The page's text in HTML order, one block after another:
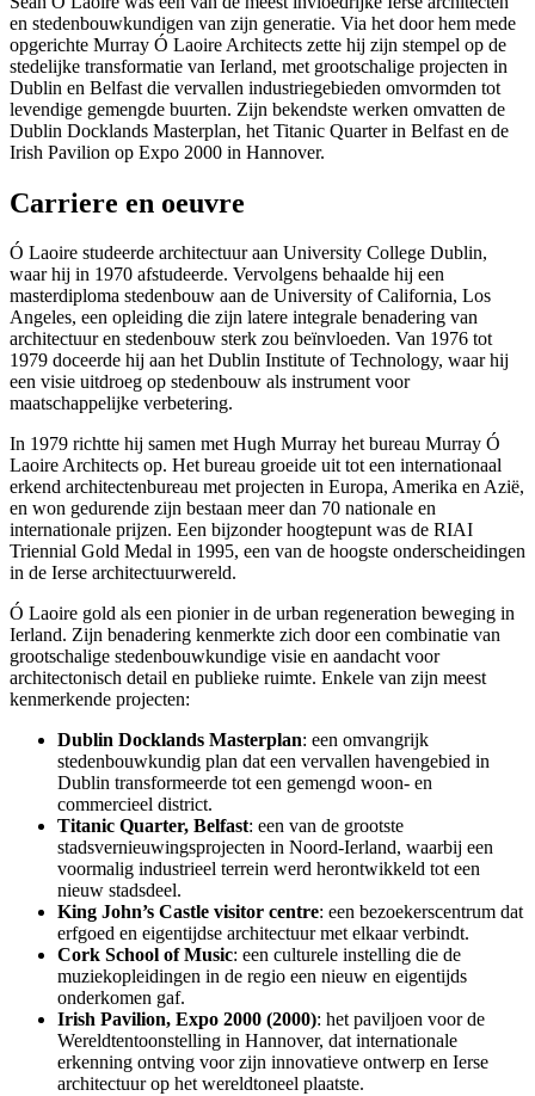
en stedenbouwkundigen van zijn generatie. Via het door hem mede
opgerichte Murray Ó Laoire Architects zette hij zijn stempel op de
stedelijke transformatie van Ierland, met grootschalige projecten in
Dublin en Belfast die vervallen industriegebieden omvormden tot
levendige gemengde buurten. Zijn bekendste werken omvatten de
Dublin Docklands Masterplan, het Titanic Quarter in Belfast en de
Irish Pavilion op Expo 2000 in Hannover.
Carriere en oeuvre
Ó Laoire studeerde architectuur aan University College Dublin,
waar hij in 1970 afstudeerde. Vervolgens behaalde hij een
masterdiploma stedenbouw aan de University of California, Los
Angeles, een opleiding die zijn latere integrale benadering van
architectuur en stedenbouw sterk zou beïnvloeden. Van 1976 tot
1979 doceerde hij aan het Dublin Institute of Technology, waar hij
een visie uitdroeg op stedenbouw als instrument voor
maatschappelijke verbetering.
In 1979 richtte hij samen met Hugh Murray het bureau Murray Ó
Laoire Architects op. Het bureau groeide uit tot een internationaal
erkend architectenbureau met projecten in Europa, Amerika en Azië,
en won gedurende zijn bestaan meer dan 70 nationale en
internationale prijzen. Een bijzonder hoogtepunt was de RIAI
Triennial Gold Medal in 1995, een van de hoogste onderscheidingen
in de Ierse architectuurwereld.
Ó Laoire gold als een pionier in de urban regeneration beweging in
Ierland. Zijn benadering kenmerkte zich door een combinatie van
grootschalige stedenbouwkundige visie en aandacht voor
architectonisch detail en publieke ruimte. Enkele van zijn meest
kenmerkende projecten:
Dublin Docklands Masterplan: een omvangrijk
stedenbouwkundig plan dat een vervallen havengebied in
Dublin transformeerde tot een gemengd woon- en
commercieel district.
Titanic Quarter, Belfast: een van de grootste
stadsvernieuwingsprojecten in Noord-Ierland, waarbij een
voormalig industrieel terrein werd herontwikkeld tot een
nieuw stadsdeel.
King John’s Castle visitor centre: een bezoekerscentrum dat
erfgoed en eigentijdse architectuur met elkaar verbindt.
Cork School of Music: een culturele instelling die de
muziekopleidingen in de regio een nieuw en eigentijds
onderkomen gaf.
Irish Pavilion, Expo 2000 (2000): het paviljoen voor de
Wereldtentoonstelling in Hannover, dat internationale
erkenning ontving voor zijn innovatieve ontwerp en Ierse
architectuur op het wereldtoneel plaatste.